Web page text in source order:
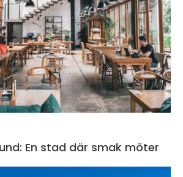
En stad där smak möter